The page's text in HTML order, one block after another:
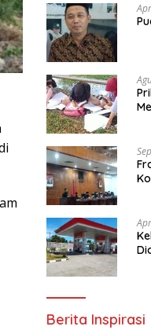
Berita Inspirasi